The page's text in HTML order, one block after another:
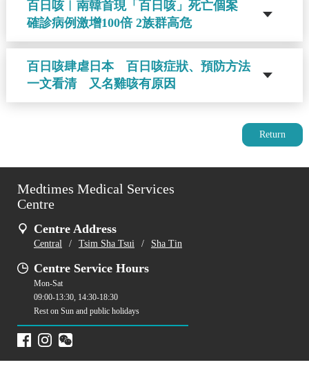
百日咳︱南韓首現「百日咳」死亡個案
確診病例激增100倍 2族群高危
百日咳肆虐日本 百日咳症狀、預防方法
一文看清 又名雞咳有原因
Return
Medtimes Medical Services
Centre
Centre Address
Central / Tsim Sha Tsui / Sha Tin
Centre Service Hours
Mon-Sat
09:00-13:30, 14:30-18:30
Rest on Sun and public holidays